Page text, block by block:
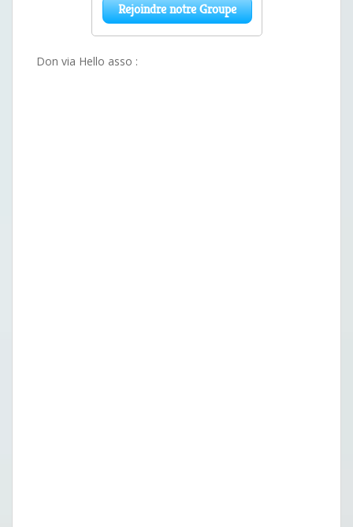
Don via Hello asso :